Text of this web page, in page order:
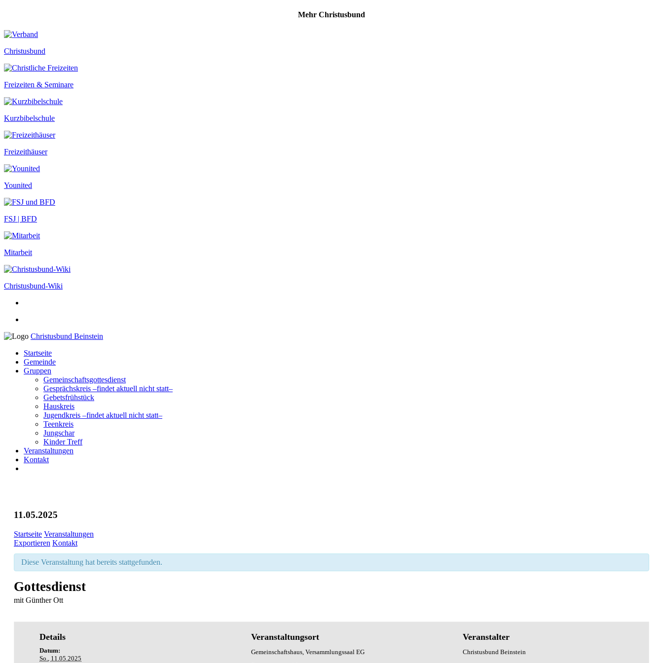
Mehr Christusbund
Christusbund
Freizeiten & Seminare
Kurzbibelschule
Freizeithäuser
Younited
FSJ | BFD
Mitarbeit
Christusbund-Wiki
Christusbund Beinstein
Startseite
Gemeinde
Gruppen
Gemeinschaftsgottesdienst
Gesprächskreis –findet aktuell nicht statt–
Gebetsfrühstück
Hauskreis
Jugendkreis –findet aktuell nicht statt–
Teenkreis
Jungschar
Kinder Treff
Veranstaltungen
Kontakt
11.05.2025
Startseite Veranstaltungen
Exportieren Kontakt
Diese Veranstaltung hat bereits stattgefunden.
Gottesdienst
mit Günther Ott
Details
Datum:
So., 11.05.2025
Veranstaltungsort
Gemeinschaftshaus, Versammlungssaal EG
Veranstalter
Christusbund Beinstein